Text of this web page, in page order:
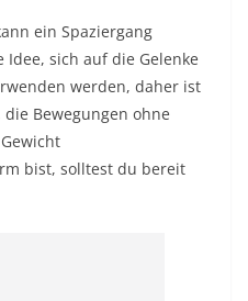
ein Spaziergang
sich auf die Gelenke
werden, daher ist
Bewegungen ohne
bist, solltest du bereit